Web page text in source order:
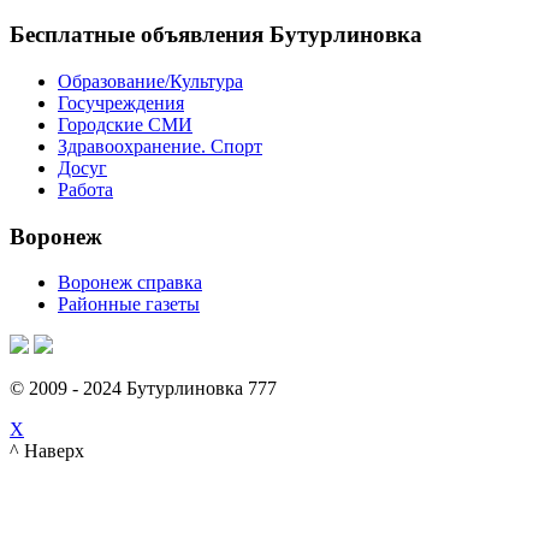
Бесплатные объявления Бутурлиновка
Образование/Культура
Госучреждения
Городские СМИ
Здравоохранение. Спорт
Досуг
Работа
Воронеж
Воронеж справка
Районные газеты
© 2009 - 2024 Бутурлиновка 777
X
^ Наверх